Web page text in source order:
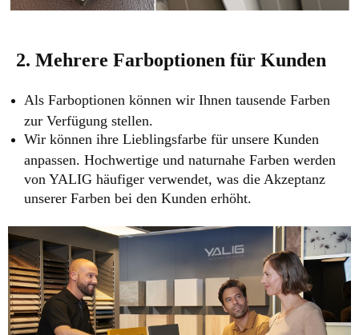
2. Mehrere Farboptionen für Kunden
Als Farboptionen können wir Ihnen tausende Farben
zur Verfügung stellen.
Wir können ihre Lieblingsfarbe für unsere Kunden
anpassen. Hochwertige und naturnahe Farben werden
von YALIG häufiger verwendet, was die Akzeptanz
unserer Farben bei den Kunden erhöht.